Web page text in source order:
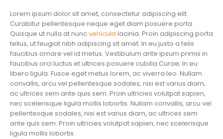
Lorem ipsum dolor sit amet, consectetur adipiscing elit.
Curabitur pellentesque neque eget diam posuere porta.
Quisque ut nulla at nuncvehicula lacinia. Proin adipiscing porta
tellus, ut feugiat nibh adipiscing sit amet. In eu justo a felis
faucibus ornare vel id metus. Vestibulum ante ipsum primis in
faucibus orci luctus et ultrices posuere cubilia Curae; In eu
libero ligula. Fusce eget metus lorem, ac viverra leo. Nullam
convallis, arcu vel pellentesque sodales, nisi est varius diam,
ac ultrices sem ante quis sem. Proin ultricies volutpat sapien,
nec scelerisque ligula mollis lobortis. Nullam convallis, arcu vel
pellentesque sodales, nisi est varius diam, ac ultrices sem
ante quis sem. Proin ultricies volutpat sapien, nec scelerisque
ligula mollis lobortis.